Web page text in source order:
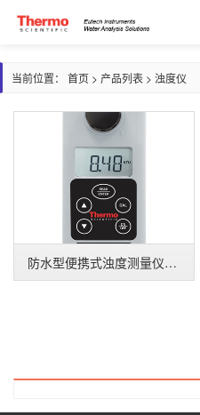
当前位置： 首页 > 产品列表 > 浊度仪
防水型便携式浊度测量仪TN100